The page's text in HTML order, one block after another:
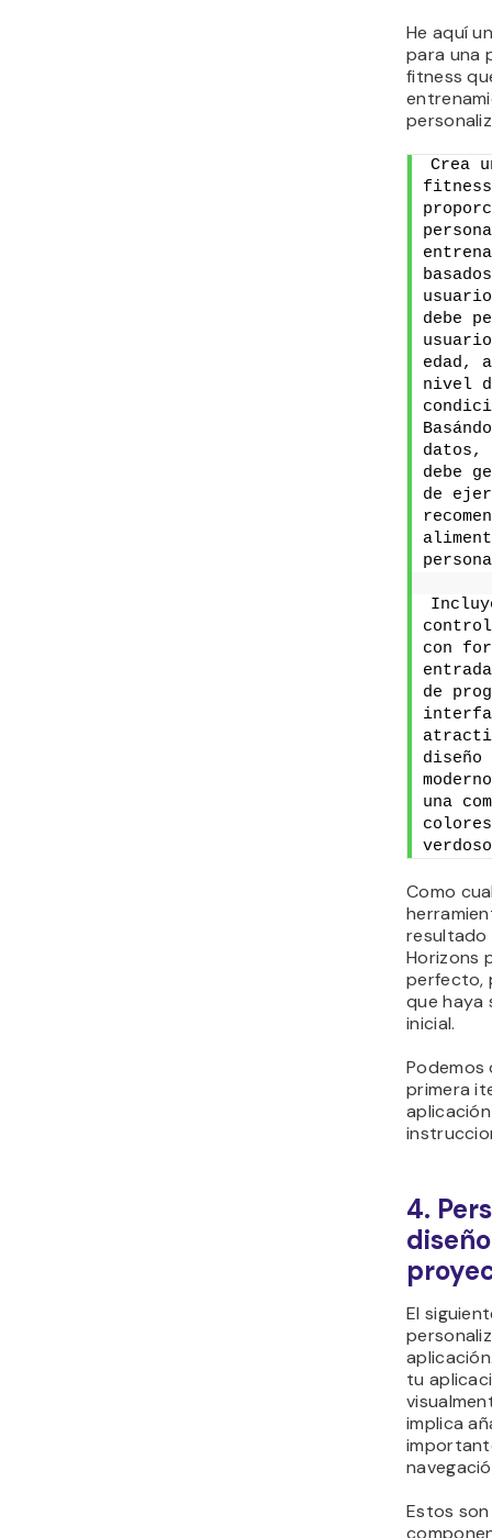
He aquí
para una
fitness
Crea
fitness
debe
edad,
nivel
datos,
debe
de
con
de
una
Como
resultado
Horizons
perfecto,
que haya
inicial.
Podemos
primera
4.
El
tu
implica
Estos